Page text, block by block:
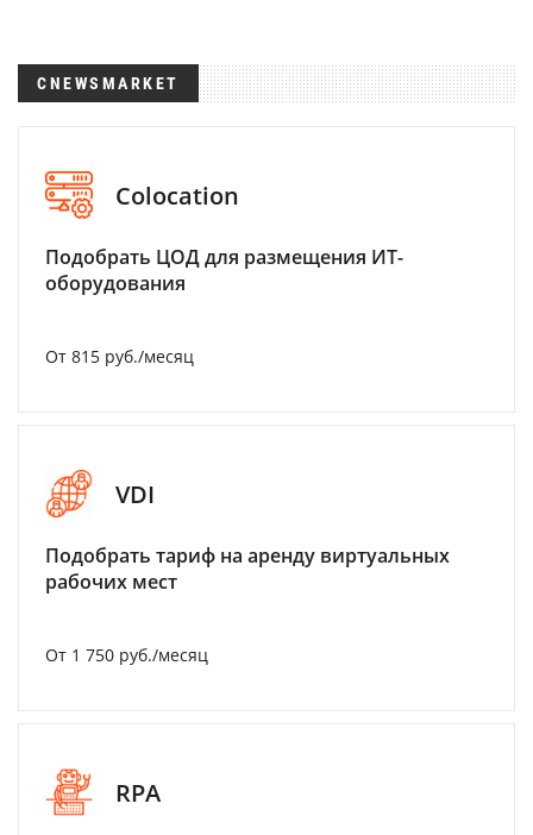
CNEWSMARKET
Colocation
Подобрать ЦОД для размещения ИТ-
оборудования
От 815 руб./месяц
VDI
Подобрать тариф на аренду виртуальных
рабочих мест
От 1 750 руб./месяц
RPA